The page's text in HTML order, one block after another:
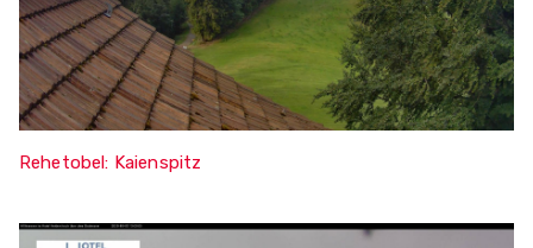
Rehetobel: Kaienspitz